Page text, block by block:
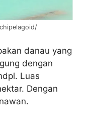
danau yang
dengan
Luas
Dengan